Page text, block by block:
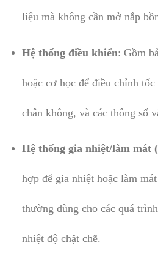
liệu mà không cần mở nắp
Hệ thống điều khiển: Gồm
hoặc cơ học để điều chỉnh
chân không, và các thông số
Hệ thống gia nhiệt/làm mát
hợp để gia nhiệt hoặc làm
thường dùng cho các quá
nhiệt độ chặt chẽ.